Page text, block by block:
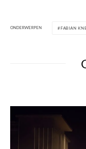
ONDERWERPEN FABIAN